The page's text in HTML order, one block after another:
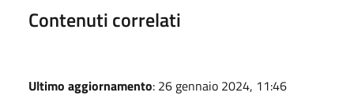
Contenuti correlati
Ultimo aggiornamento: 26 gennaio 2024, 11:46